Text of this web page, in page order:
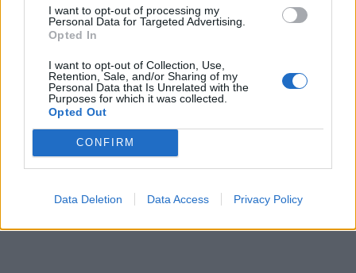
I want to opt-out of processing my
Personal Data for Targeted Advertising.
Opted In
I want to opt-out of Collection, Use,
Retention, Sale, and/or Sharing of my
Personal Data that Is Unrelated with the
Purposes for which it was collected.
Opted Out
CONFIRM
Data Deletion Data Access Privacy Policy
Kriminalai
medaus: kurorte vėl
ištuštino žaidimų
automatus(1)
Kriminalai
byloje į laisvę paleistas
vienas įtariamųjų(3)